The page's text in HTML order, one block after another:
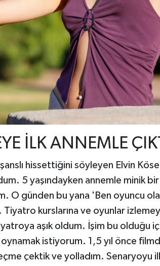
İLK ANNEMLE
hissettiğini söyleyen Elvin
5 yaşındayken annemle minik
O günden bu yana 'Ben oyuncu
kurslarına ve oyunlar
aşık oldum. İşim bu olduğu
istiyorum. 1,5 yıl önce
çektik ve yolladım. Senaryoyu